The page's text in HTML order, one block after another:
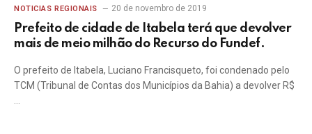
NOTICIAS REGIONAIS 20 de novembro de 2019
Prefeito de cidade de Itabela terá que devolver
mais de meio milhão do Recurso do Fundef.
O prefeito de Itabela, Luciano Francisqueto, foi condenado pelo
TCM (Tribunal de Contas dos Municípios da Bahia) a devolver R$